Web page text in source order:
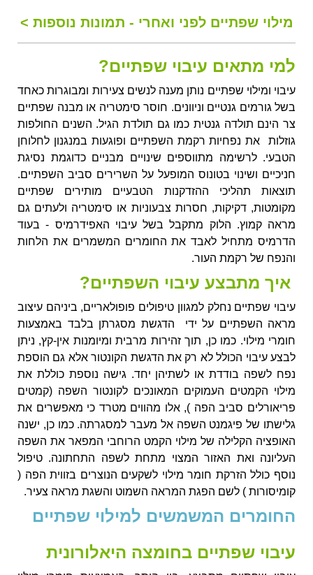
מילוי שפתיים לפני ואחרי - תמונות נוספות >
למי מתאים עיבוי שפתיים?
עיבוי ומילוי שפתיים נותן מענה לנשים צעירות ומבוגרות כאחד
בשל גורמים גנטיים וניוונים. חוסר סימטריה או מבנה שפתיים
צר הינם תולדה גנטית כמו גם תולדת הגיל. השנים החולפות
גוזלות את נפחיות רקמת השפתיים ופוגעות במנגנון לחלוחן
הטבעי. לרשימה מתווספים שינויים מבניים כדוגמת נסיגת
חניכיים ושינוי בטונוס המופעל על השרירים סביב השפתיים.
תוצאות תהליכי ההזדקנות הטבעיים מותירים שפתיים
מקומטות, דקיקות, חסרות צבעוניות או סימטריה ולעתים גם
מראה קמוץ. הלוק מתקבל בשל עיבוי האפידרמיס - בעוד
הדרמיס מתחיל לאבד את החומרים המשמרים את הלחות
והנפח של רקמת העור.
איך מתבצע עיבוי השפתיים?
עיבוי שפתיים נחלק למגוון טיפולים פופולאריים, ביניהם עיצוב
מראה השפתיים על ידי הדגשת מסגרתן בלבד באמצעות
חומרי מילוי. כמו כן, תוך זהירות מרבית ומיומנות אין-קץ, ניתן
לבצע עיבוי הכולל לא רק את הדגשת הקונטור אלא גם הוספת
נפח לשפה בודדת או לשתיהן יחד. גישה נוספת כוללת את
מילוי הקמטים העמוקים המאונכים לקונטור השפה (קמטים
פריאורלים סביב הפה ), אלו מהווים מטרד כי מאפשרים את
גלישתו של פיגמנט השפה אל מעבר למסגרתה. כמו כן, ישנה
האופציה הקלילה של מילוי הקמט הרוחבי המפאר את השפה
העליונה ואת האזור המצוי מתחת לשפה התחתונה. טיפול
נוסף כולל הזרקת חומר מילוי לשקעים הנוצרים בזווית הפה (
קומיסורות ) לשם הפגת המראה השמוט והשגת מראה צעיר.
החומרים המשמשים למילוי שפתיים
עיבוי שפתיים בחומצה היאלורונית